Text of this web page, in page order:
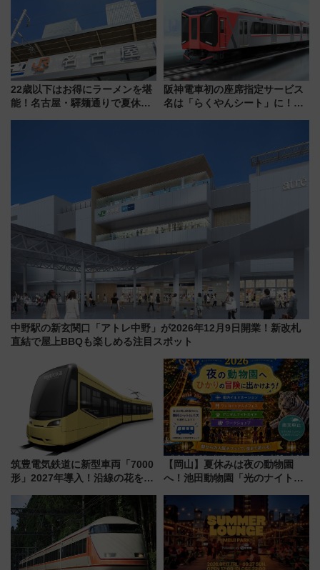
に最適な小浜の歩き方
22歳以下はお得にラーメンを堪
能！名古屋・驛麺通りで夏休み
阪神電車初の座席指定サービス
名は「らくやんシート」に！新
中野駅の新玄関口「アトレ中野」が2026年12月9日開業！新改札
直結で屋上BBQも楽しめる注目スポット
筑豊電気鉄道に新型車両「7000
形」2027年導入！沿線の花をイ
内は落ち着いたゆとりある空間
に
【岡山】夏休みは夜の動物園
へ！池田動物園「光のナイトズ
な夜